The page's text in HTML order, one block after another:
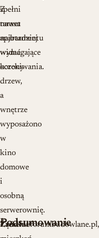
Z
tarasu
apartamentu
widać
korony
drzew,
a
wnętrze
wyposażono
w
kino
domowe
i
osobną
serwerownię.
spełni
nawet
najbardziej
wymagające
oczekiwania.
Podsumowanie
Łączenie
Źródła: